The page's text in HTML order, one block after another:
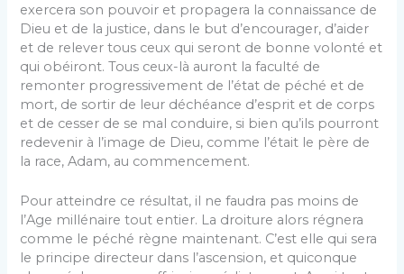
exercera son pouvoir et propagera la connaissance de
Dieu et de la justice, dans le but d’encourager, d’aider
et de relever tous ceux qui seront de bonne volonté et
qui obéiront. Tous ceux-là auront la faculté de
remonter progressivement de l’état de péché et de
mort, de sortir de leur déchéance d’esprit et de corps
et de cesser de se mal conduire, si bien qu’ils pourront
redevenir à l’image de Dieu, comme l’était le père de
la race, Adam, au commencement.
Pour atteindre ce résultat, il ne faudra pas moins de
l’Age millénaire tout entier. La droiture alors régnera
comme le péché règne maintenant. C’est elle qui sera
le principe directeur dans l’ascension, et quiconque